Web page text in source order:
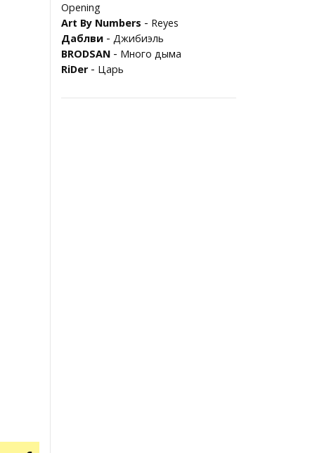
Opening
Art By Numbers - Reyes
Даблви - Джибиэль
BRODSAN - Много дыма
RiDer- Царь